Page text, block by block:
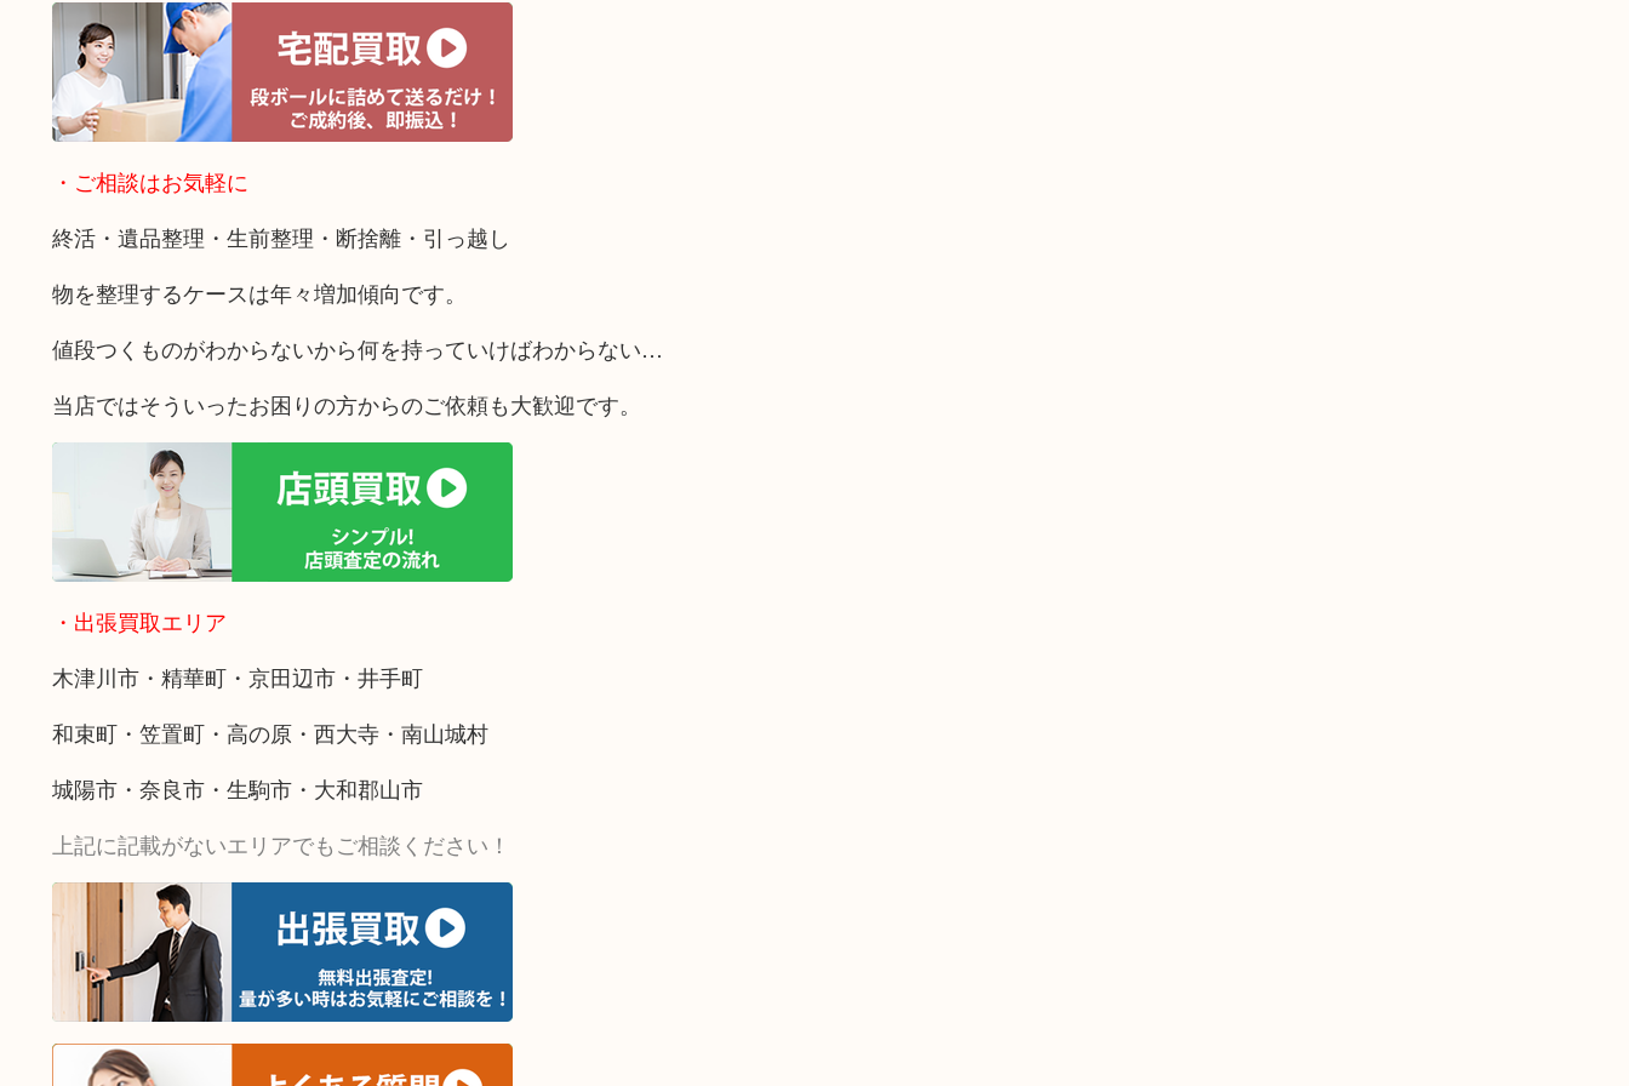
・ご相談はお気軽に
終活・遺品整理・生前整理・断捨離・引っ越し
物を整理するケースは年々増加傾向です。
値段つくものがわからないから何を持っていけばわからない…
当店ではそういったお困りの方からのご依頼も大歓迎です。
・出張買取エリア
木津川市・精華町・京田辺市・井手町
和束町・笠置町・高の原・西大寺・南山城村
城陽市・奈良市・生駒市・大和郡山市
上記に記載がないエリアでもご相談ください！